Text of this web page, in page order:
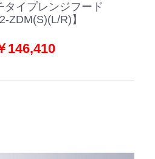
タイプレンジフード
ZDM(S)(L/R)】
146,410